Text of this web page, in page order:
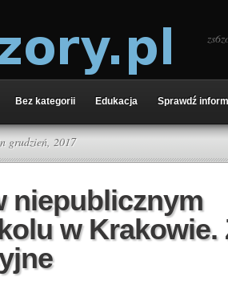
Bez kategorii Edukacja Sprawdź
grudzień, 2017
niepublicznym
w Krakowie.